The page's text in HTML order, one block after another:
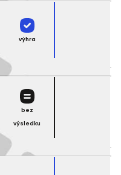
výhra
bez
výsledku